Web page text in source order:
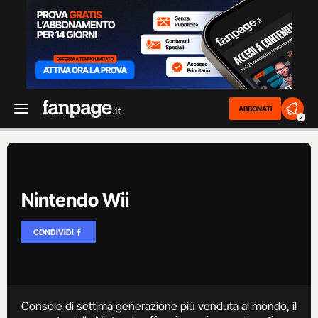
ABBONATI
2
Nintendo Wii
CONDIVIDI
Console di settima generazione più venduta al mondo, il